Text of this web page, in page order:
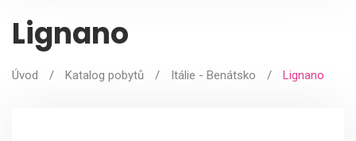
Lignano
Úvod / Katalog pobytů / Itálie - Benátsko / Lignano